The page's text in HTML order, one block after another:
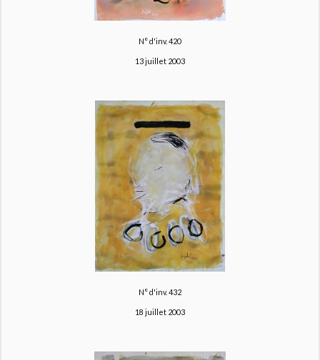
N° d'inv. 420
13 juillet 2003
N° d'inv. 432
18 juillet 2003